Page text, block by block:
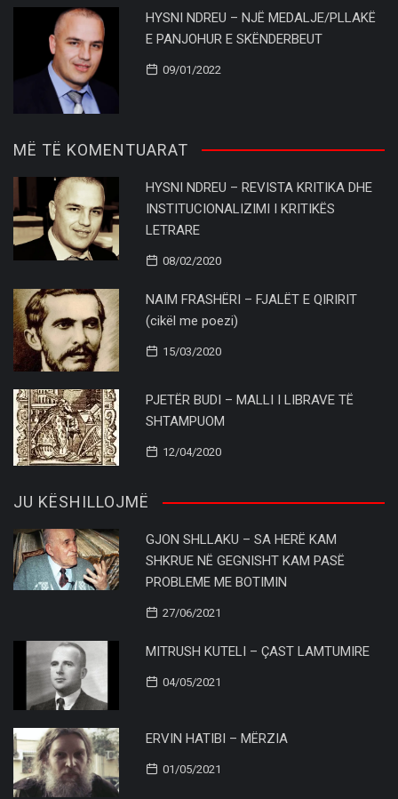
HYSNI NDREU – NJË MEDALJE/PLLAKË
E PANJOHUR E SKËNDERBEUT
09/01/2022
MË TË KOMENTUARAT
HYSNI NDREU – REVISTA KRITIKA DHE
INSTITUCIONALIZIMI I KRITIKËS
LETRARE
08/02/2020
NAIM FRASHËRI – FJALËT E QIRIRIT
(cikël me poezi)
15/03/2020
PJETËR BUDI – MALLI I LIBRAVE TË
SHTAMPUOM
12/04/2020
JU KËSHILLOJMË
GJON SHLLAKU – SA HERË KAM
SHKRUE NË GEGNISHT KAM PASË
PROBLEME ME BOTIMIN
27/06/2021
MITRUSH KUTELI – ÇAST LAMTUMIRE
04/05/2021
ERVIN HATIBI – MËRZIA
01/05/2021